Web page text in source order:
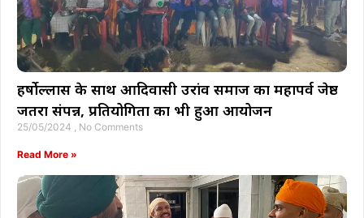
हर्षोल्लास के साथ आदिवासी उरांव समाज का महापर्व जेष्ठ
जतरा संपन्न, प्रतियोगिता का भी हुआ आयोजन
25/05/2024 No Comments
Read More »